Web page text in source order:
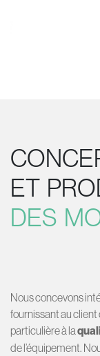
ET
DES
Nous concevons
fournissant au
particulière à la
de l’équipement.